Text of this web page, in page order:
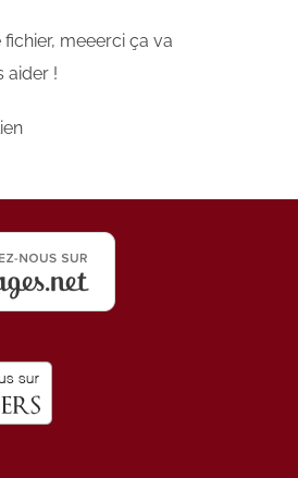
meeerci ça va
aider !